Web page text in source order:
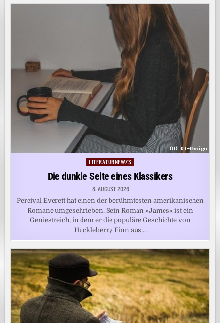
Posted
in
LITERATURNEWZS
Die dunkle Seite eines Klassikers
8. AUGUST 2026
Percival Everett hat einen der berühmtesten amerikanischen
Romane umgeschrieben. Sein Roman »James« ist ein
Geniestreich, in dem er die populäre Geschichte von
Huckleberry Finn aus…